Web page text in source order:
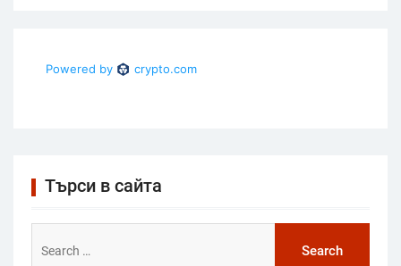
Търси в сайта
for: